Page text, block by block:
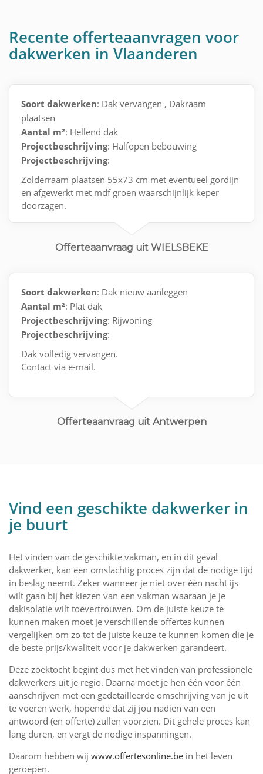
Recente offerteaanvragen voor
dakwerken in Vlaanderen
Soort dakwerken: Dak vervangen , Dakraam
plaatsen
Aantal m²: Hellend dak
Projectbeschrijving: Halfopen bebouwing
Projectbeschrijving:
Zolderraam plaatsen 55x73 cm met eventueel gordijn
en afgewerkt met mdf groen waarschijnlijk keper
doorzagen.
Offerteaanvraag uit WIELSBEKE
Soort dakwerken: Dak nieuw aanleggen
Aantal m²: Plat dak
Projectbeschrijving: Rijwoning
Projectbeschrijving:
Dak volledig vervangen.
Contact via e-mail.
Offerteaanvraag uit Antwerpen
Vind een geschikte dakwerker in
je buurt
Het vinden van de geschikte vakman, en in dit geval
dakwerker, kan een omslachtig proces zijn dat de nodige tijd
in beslag neemt. Zeker wanneer je niet over één nacht ijs
wilt gaan bij het kiezen van een vakman waaraan je je
dakisolatie wilt toevertrouwen. Om de juiste keuze te
kunnen maken moet je verschillende offertes kunnen
vergelijken om zo tot de juiste keuze te kunnen komen die je
de beste prijs/kwaliteit voor je dakwerken garandeert.
Deze zoektocht begint dus met het vinden van professionele
dakwerkers uit je regio. Daarna moet je hen één voor één
aanschrijven met een gedetailleerde omschrijving van je uit
te voeren werk, hopende dat zij jou nadien van een
antwoord (en offerte) zullen voorzien. Dit gehele proces kan
lang duren, en vergt de nodige inspanningen.
Daarom hebben wij www.offertesonline.be in het leven
geroepen.